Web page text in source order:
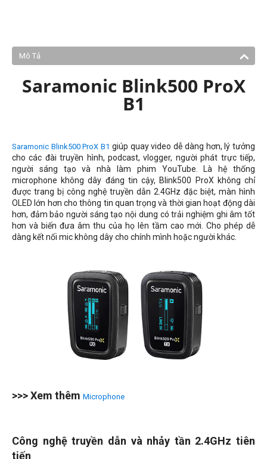
Mô Tả
Saramonic Blink500 ProX
B1
Saramonic Blink500 ProX B1 giúp quay video dễ dàng hơn, lý tưởng
cho các đài truyền hình, podcast, vlogger, người phát trực tiếp,
người sáng tạo và nhà làm phim YouTube. Là hệ thống
microphone không dây đáng tin cậy, Blink500 ProX không chỉ
được trang bị công nghệ truyền dẫn 2.4GHz đặc biệt, màn hình
OLED lớn hơn cho thông tin quan trọng và thời gian hoạt động dài
hơn, đảm bảo người sáng tạo nội dung có trải nghiệm ghi âm tốt
hơn và biến đưa âm thu của họ lên tầm cao mới. Cho phép dễ
dàng kết nối mic không dây cho chính mình hoặc người khác.
>>> Xem thêm Microphone
Công nghệ truyền dẫn và nhảy tần 2.4GHz tiên
tiến